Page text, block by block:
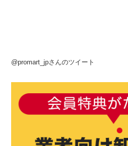
@promart_jpさんのツイート